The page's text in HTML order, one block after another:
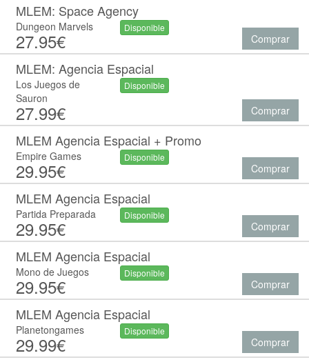
MLEM: Space Agency
Dungeon Marvels
27.95€
Disponible
Comprar
MLEM: Agencia Espacial
Los Juegos de
Sauron
27.99€
Disponible
Comprar
MLEM Agencia Espacial + Promo
Empire Games
29.95€
Disponible
Comprar
MLEM Agencia Espacial
Partida Preparada
29.95€
Disponible
Comprar
MLEM Agencia Espacial
Mono de Juegos
29.95€
Disponible
Comprar
MLEM Agencia Espacial
Planetongames
29.99€
Disponible
Comprar